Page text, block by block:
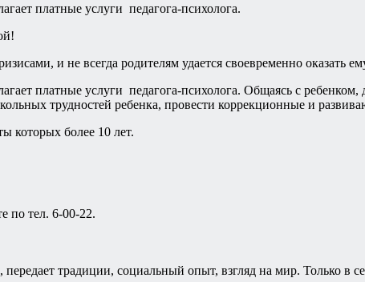
платные услуги педагога-психолога.
и не всегда родителям удается своевременно оказать
платные услуги педагога-психолога. Общаясь с ребенком,
трудностей ребенка, провести коррекционные и
которых более 10 лет.
по тел. 6-00-22.
традиции, социальный опыт, взгляд на мир. Только в